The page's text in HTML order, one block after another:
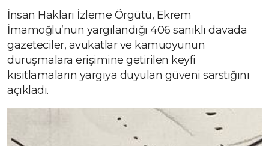
İnsan Hakları İzleme Örgütü, Ekrem
İmamoğlu’nun yargılandığı 406 sanıklı davada
gazeteciler, avukatlar ve kamuoyunun
duruşmalara erişimine getirilen keyfi
kısıtlamaların yargıya duyulan güveni sarstığını
açıkladı.